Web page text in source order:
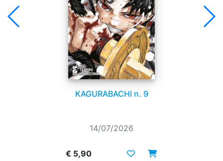
KAGURABACHI n. 9
14/07/2026
€ 5,90